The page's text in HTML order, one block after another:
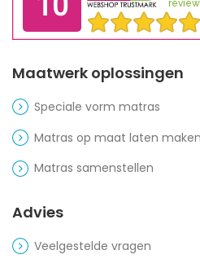
Maatwerk oplossingen
Speciale vorm matras
Matras op maat laten maken
Matras samenstellen
Advies
Veelgestelde vragen